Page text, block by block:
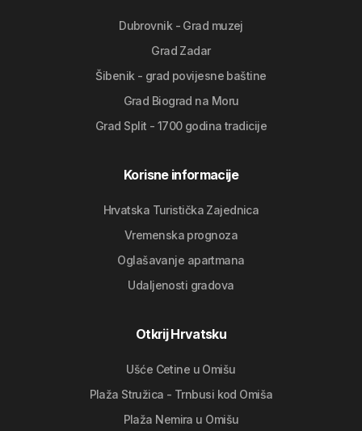
Dubrovnik - Grad muzej
Grad Zadar
Šibenik - grad povijesne baštine
Grad Biograd na Moru
Grad Split - 1700 godina tradicije
Korisne informacije
Hrvatska Turistička Zajednica
Vremenska prognoza
Oglašavanje apartmana
Udaljenosti gradova
Otkrij Hrvatsku
Ušće Cetine u Omišu
Plaža Stružica - Trnbusi kod Omiša
Plaža Nemira u Omišu